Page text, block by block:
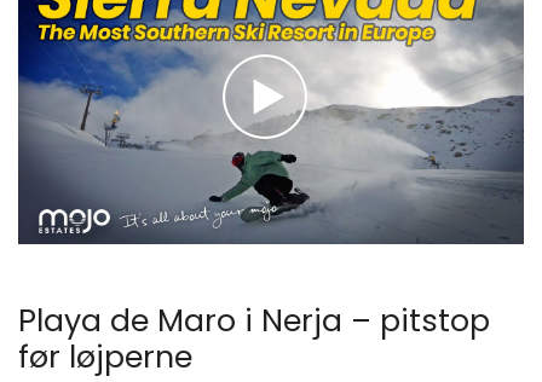
Playa de Maro i Nerja – pitstop
før løjperne